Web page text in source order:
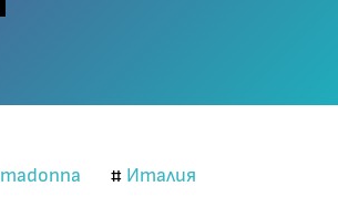
madonna # Италия